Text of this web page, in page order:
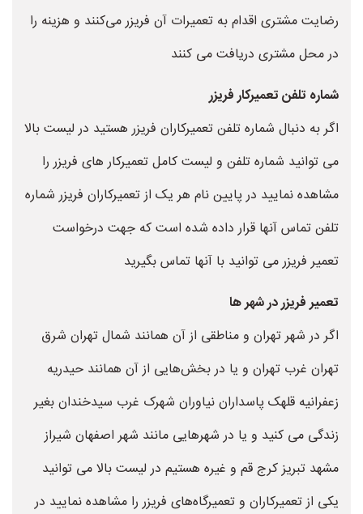
رضایت مشتری اقدام به تعمیرات آن فریزر می‌کنند و هزینه را
در محل مشتری دریافت می کنند
شماره تلفن تعمیرکار فریزر
اگر به دنبال شماره تلفن تعمیرکاران فریزر هستید در لیست بالا
می توانید شماره تلفن و لیست کامل تعمیرکار های فریزر را
مشاهده نمایید در پایین نام هر یک از تعمیرکاران فریزر شماره
تلفن تماس آنها قرار داده شده است که جهت درخواست
تعمیر فریزر می توانید با آنها تماس بگیرید
تعمیر فریزر در شهر ها
اگر در شهر تهران و مناطقی از آن همانند شمال تهران شرق
تهران غرب تهران و یا در بخش‌هایی از آن همانند حیدریه
زعفرانیه قلهک پاسداران نیاوران شهرک غرب سیدخندان بغیر
زندگی می کنید و یا در شهرهایی مانند شهر اصفهان شیراز
مشهد تبریز کرج قم و غیره هستیم در لیست بالا می توانید
یکی از تعمیرکاران و تعمیرگاه‌های فریزر را مشاهده نمایید در